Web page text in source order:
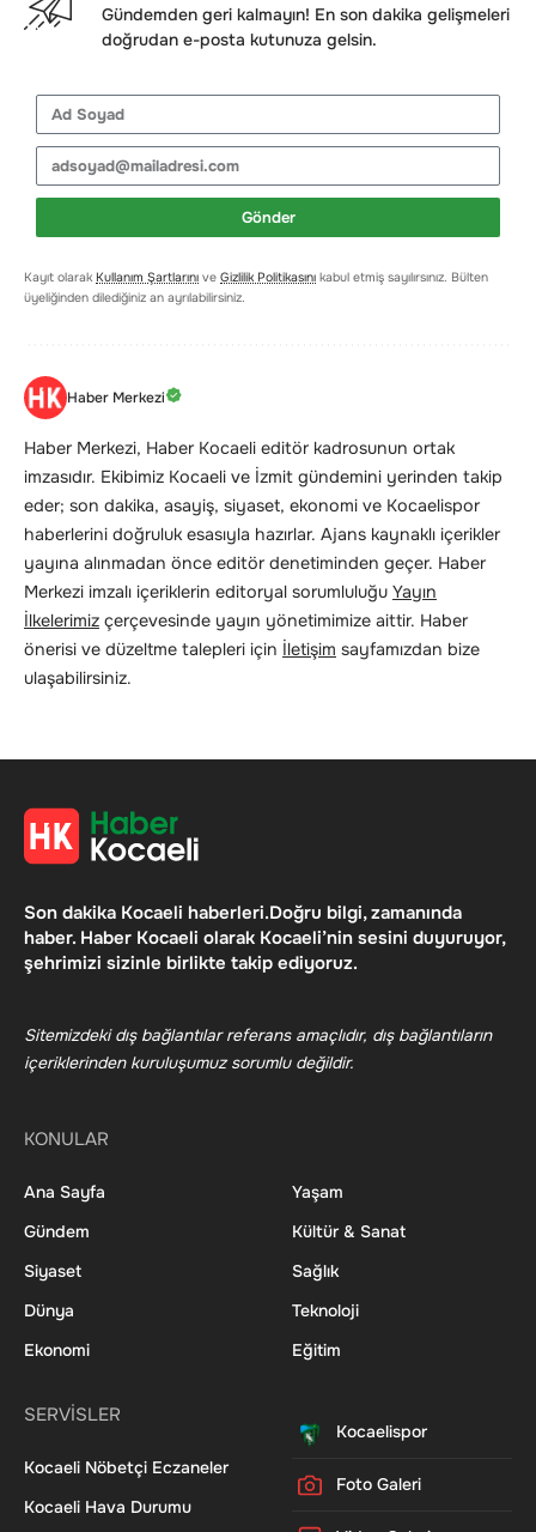
Gündemden geri kalmayın! En son dakika gelişmeleri
doğrudan e-posta kutunuza gelsin.
Gönder
Kayıt olarak Kullanım Şartlarını ve Gizlilik Politikasını kabul etmiş sayılırsınız. Bülten
üyeliğinden dilediğiniz an ayrılabilirsiniz.
Haber Merkezi
Haber Merkezi, Haber Kocaeli editör kadrosunun ortak
imzasıdır. Ekibimiz Kocaeli ve İzmit gündemini yerinden takip
eder; son dakika, asayiş, siyaset, ekonomi ve Kocaelispor
haberlerini doğruluk esasıyla hazırlar. Ajans kaynaklı içerikler
yayına alınmadan önce editör denetiminden geçer. Haber
Merkezi imzalı içeriklerin editoryal sorumluluğu Yayın
İlkelerimiz çerçevesinde yayın yönetimimize aittir. Haber
önerisi ve düzeltme talepleri için İletişim sayfamızdan bize
ulaşabilirsiniz.
Son dakika Kocaeli haberleri.Doğru bilgi, zamanında
haber. Haber Kocaeli olarak Kocaeli’nin sesini duyuruyor,
şehrimizi sizinle birlikte takip ediyoruz.
Sitemizdeki dış bağlantılar referans amaçlıdır, dış bağlantıların
içeriklerinden kuruluşumuz sorumlu değildir.
KONULAR
Ana Sayfa
Gündem
Siyaset
Dünya
Ekonomi
Yaşam
Kültür & Sanat
Sağlık
Teknoloji
Eğitim
SERVİSLER
Kocaeli Nöbetçi Eczaneler
Kocaeli Hava Durumu
Kocaelispor
Foto Galeri